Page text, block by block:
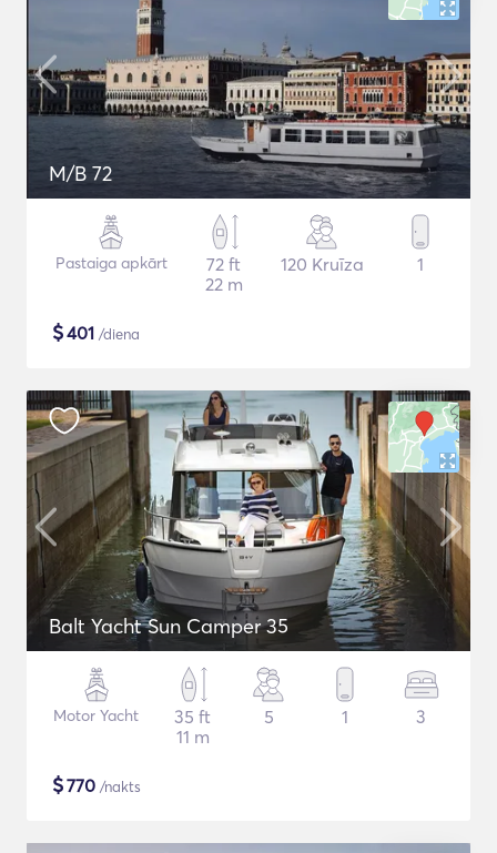
M/B 72
Pastaiga apkārt
72 ft
22 m
120 Kruīza 1
$401 /diena
Balt Yacht Sun Camper 35
Motor Yacht
35 ft
11 m
5 1 3
$770 /nakts